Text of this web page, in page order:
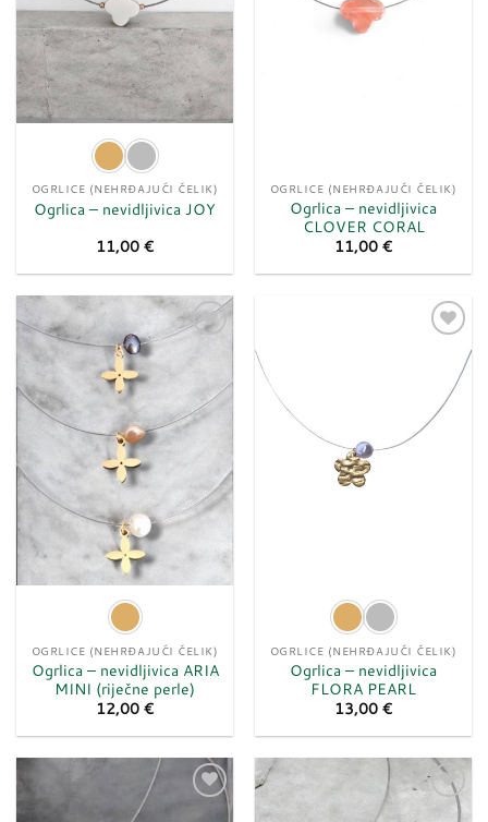
OGRLICE (NEHRĐAJUĆI ČELIK)
Ogrlica – nevidljivica JOY
11,00 €
OGRLICE (NEHRĐAJUĆI ČELIK)
Ogrlica – nevidljivica
CLOVER CORAL
11,00 €
želja
OGRLICE (NEHRĐAJUĆI ČELIK)
Ogrlica – nevidljivica ARIA
MINI (riječne perle)
12,00 €
listu
želja
OGRLICE (NEHRĐAJUĆI ČELIK)
Ogrlica – nevidljivica
FLORA PEARL
13,00 €
Dodaj
Dodaj